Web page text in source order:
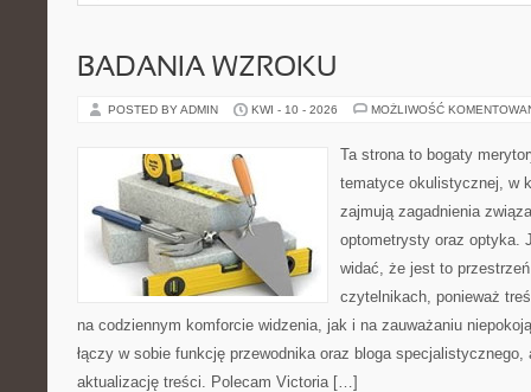
BADANIA WZROKU
POSTED BY ADMIN KWI - 10 - 2026 MOŻLIWOŚĆ
Ta strona to bogaty
tematyce okulistycznej, w
zajmują zagadnienia
optometrysty oraz optyka.
widać, że jest to
czytelnikach, ponieważ
na codziennym komforcie widzenia, jak i na zauważaniu
łączy w sobie funkcję przewodnika oraz bloga specjalistycznego,
aktualizację treści. Polecam Victoria […]